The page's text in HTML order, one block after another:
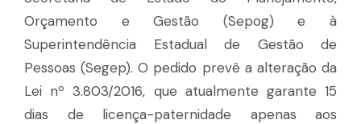
Orçamento e Gestão (Sepog) e à
Superintendência Estadual de Gestão de
Pessoas (Segep). O pedido prevê a alteração da
Lei nº 3.803/2016, que atualmente garante 15
dias de licença-paternidade apenas aos